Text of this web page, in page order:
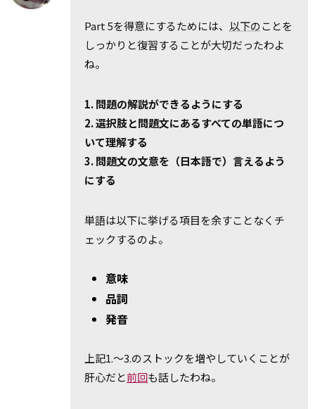
Part 5を得意にするためには、 以下のことを
しっかりと復習することが大切だったわよ
ね。
1. 問題の解説ができるようにする
2. 選択肢と問題文にあるすべての単語につ
いて理解する
3. 問題文の文意を（日本語で）言えるよう
にする
単語は以下に挙げる項目を余すことなくチ
ェックするのよ。
意味
品詞
発音
上記1.～3.のストックを増やしていくことが
肝心だと前回も話したわね。